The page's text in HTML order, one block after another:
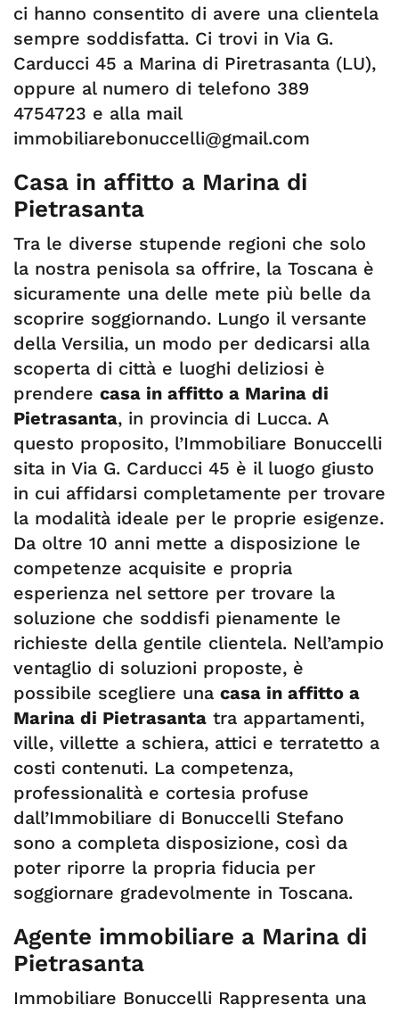
ci hanno consentito di avere una clientela
sempre soddisfatta. Ci trovi in Via G.
Carducci 45 a Marina di Piretrasanta (LU),
oppure al numero di telefono 389
4754723 e alla mail
immobiliarebonuccelli@gmail.com
Casa in affitto a Marina di
Pietrasanta
Tra le diverse stupende regioni che solo
la nostra penisola sa offrire, la Toscana è
sicuramente una delle mete più belle da
scoprire soggiornando. Lungo il versante
della Versilia, un modo per dedicarsi alla
scoperta di città e luoghi deliziosi è
prendere casa in affitto a Marina di
Pietrasanta, in provincia di Lucca. A
questo proposito, l’Immobiliare Bonuccelli
sita in Via G. Carducci 45 è il luogo giusto
in cui affidarsi completamente per trovare
la modalità ideale per le proprie esigenze.
Da oltre 10 anni mette a disposizione le
competenze acquisite e propria
esperienza nel settore per trovare la
soluzione che soddisfi pienamente le
richieste della gentile clientela. Nell’ampio
ventaglio di soluzioni proposte, è
possibile scegliere una casa in affitto a
Marina di Pietrasanta tra appartamenti,
ville, villette a schiera, attici e terratetto a
costi contenuti. La competenza,
professionalità e cortesia profuse
dall’Immobiliare di Bonuccelli Stefano
sono a completa disposizione, così da
poter riporre la propria fiducia per
soggiornare gradevolmente in Toscana.
Agente immobiliare a Marina di
Pietrasanta
Immobiliare Bonuccelli Rappresenta una